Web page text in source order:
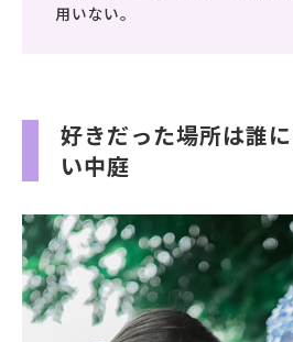
用いない。
好きだった場所は誰
い中庭